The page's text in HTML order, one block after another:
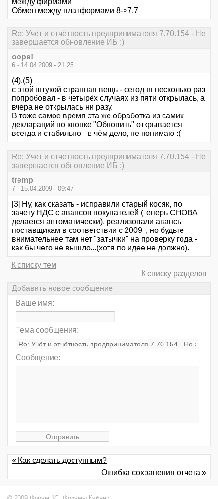
между фирмами
Обмен между платформами 8->7.7
Re: Учёт и отчётность предпринимателя 7.70.154 - Не
завершается обновление ИБ :)
oops!
6 - 14.04.2009 - 21:25
(4),(5)
с этой штукой странная вещь - сегодня несколько раз
попробовал - в четырёх случаях из пяти открылась, а
вчера не открылась ни разу.
В тоже самое время эта же обработка из самих
деклараций по кнопке "Обновить" открывается
всегда и стабильно - в чём дело, не понимаю :(
Re: Учёт и отчётность предпринимателя 7.70.154 - Не
завершается обновление ИБ :)
tremp
7 - 15.04.2009 - 09:47
[3] Ну, как сказать - исправили старый косяк, по
зачету НДС с авансов покупателей (теперь СНОВА
делается автоматически), реализовали авансы
поставщикам в соответствии с 2009 г, но будьте
внимательнее там нет "затычки" на проверку года -
как бы чего не вышло...(хотя по идее не должно).
К списку тем
К списку разделов
Добавить новое сообщение
Ваше имя:
Тема сообщения:
Сообщение:
« Как сделать доступным?
Ошибка сохранения отчета »